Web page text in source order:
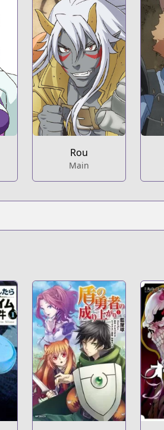
series/remonster
Rou
Main